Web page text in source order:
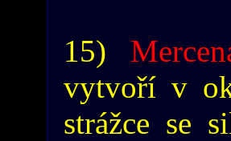
15)
vytvoří v
strážce se